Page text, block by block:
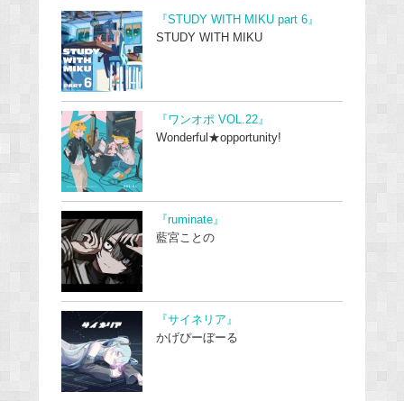
『STUDY WITH MIKU part 6』
STUDY WITH MIKU
『ワンオポ VOL.22』
Wonderful★opportunity!
『ruminate』
藍宮ことの
『サイネリア』
かげぴーぼーる